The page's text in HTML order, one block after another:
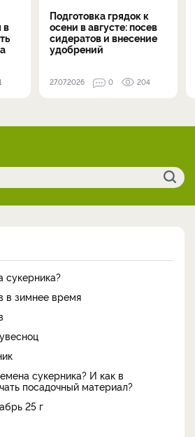
в
Подготовка грядок к
осени в августе: посев
сидератов и внесение
удобрений
27.07.2026 0 204
сукерника?
в зимнее время
сукерника? И как в
посадочный материал?
25 г